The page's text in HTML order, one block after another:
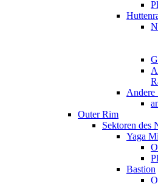
Andere
Outer Rim
Sektoren des
Yaga
Bastion